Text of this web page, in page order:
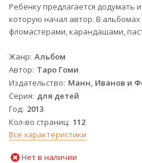
Ребенку предлагается додумать
которую начал автор. В
фломастерами, карандашами,
Жанр Альбом
Автор Таро Гоми
Издательство Манн, Иванов и
Серия для детей
Год 2013
Кол-во страниц 112
Все характеристики
Нет в наличии